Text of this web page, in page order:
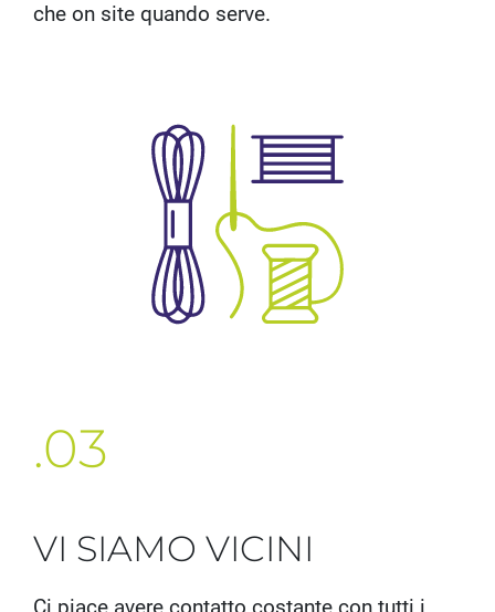
che on site quando serve.
.03
VI SIAMO VICINI